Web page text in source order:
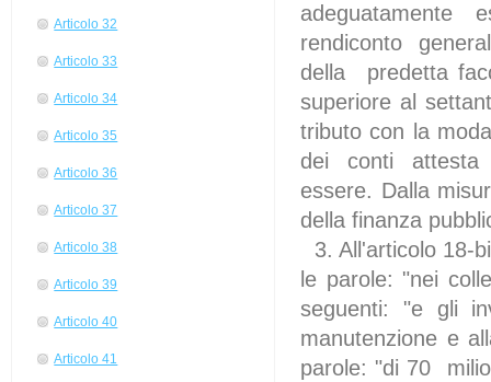
Articolo 32
Articolo 33
Articolo 34
Articolo 35
Articolo 36
Articolo 37
Articolo 38
Articolo 39
Articolo 40
Articolo 41
adeguatamente
rendiconto
della predetta
superiore al
tributo con la
dei conti attesta
essere. Dalla
della finanza
3. All'articolo 18-
le parole: "nei
seguenti: "e gli
manutenzione e
parole: "di 70